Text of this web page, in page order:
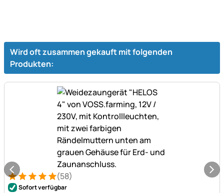
Wird oft zusammen gekauft mit folgenden
Produkten:
Bewertung: 5 von 5 (58 Bewertungen)
58 Bewertungen
(58)
Sofort verfügbar